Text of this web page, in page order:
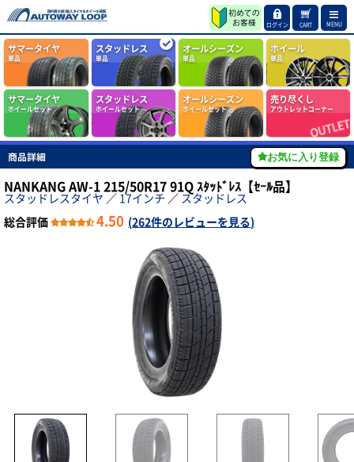
ログイン CART MENU
サマータイヤ
単品
スタッドレス
単品
オールシーズン
単品
ホイール
単品
サマータイヤ
ホイールセット
スタッドレス
ホイールセット
オールシーズン
ホイールセット
売り尽くし
アウトレットコーナー
商品詳細 お気に入り登録
NANKANG AW-1 215/50R17 91Q ｽﾀｯﾄﾞﾚｽ【ｾｰﾙ品】
スタッドレスタイヤ ／ 17インチ ／ スタッドレス
総合評価
4.50 (262件のレビューを見る)